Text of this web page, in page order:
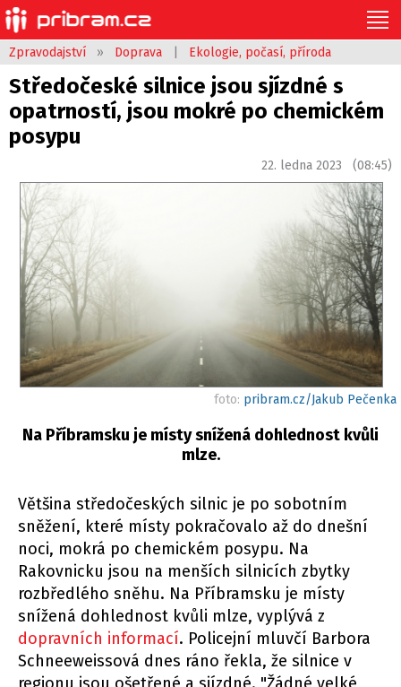
Zpravodajství » Doprava Ekologie, počasí, příroda
Středočeské silnice jsou sjízdné s
opatrností, jsou mokré po chemickém
posypu
22. ledna 2023 (08:45)
foto: pribram.cz/Jakub Pečenka
Na Příbramsku je místy snížená dohlednost kvůli
mlze.
Většina středočeských silnic je po sobotním
sněžení, které místy pokračovalo až do dnešní
noci, mokrá po chemickém posypu. Na
Rakovnicku jsou na menších silnicích zbytky
rozbředlého sněhu. Na Příbramsku je místy
snížená dohlednost kvůli mlze, vyplývá z
dopravních informací. Policejní mluvčí Barbora
Schneeweissová dnes ráno řekla, že silnice v